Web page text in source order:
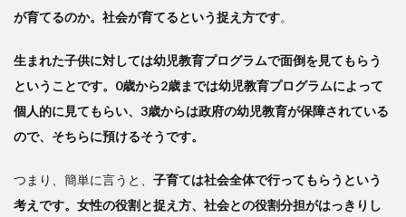
が育てるのか。社会が育てるという捉え方です。
生まれた子供に対しては幼児教育プログラムで面倒を見てもらう
ということです。0歳から2歳までは幼児教育プログラムによって
個人的に見てもらい、3歳からは政府の幼児教育が保障されている
ので、そちらに預けるそうです。
つまり、簡単に言うと、 子育ては社会全体で行ってもらうという
考えです。女性の役割と捉え方、社会との役割分担がはっきりし